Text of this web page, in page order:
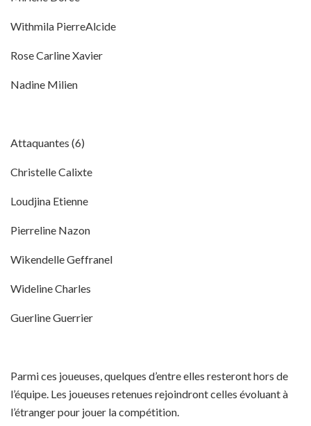
Withmila PierreAlcide
Rose Carline Xavier
Nadine Milien
Attaquantes (6)
Christelle Calixte
Loudjina Etienne
Pierreline Nazon
Wikendelle Geffranel
Wideline Charles
Guerline Guerrier
Parmi ces joueuses, quelques d’entre elles resteront hors de
l’équipe. Les joueuses retenues rejoindront celles évoluant à
l’étranger pour jouer la compétition.